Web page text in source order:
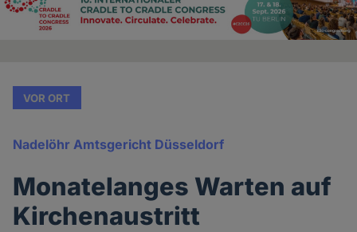
VOR ORT
Nadelöhr Amtsgericht Düsseldorf
Monatelanges Warten auf
Kirchenaustritt